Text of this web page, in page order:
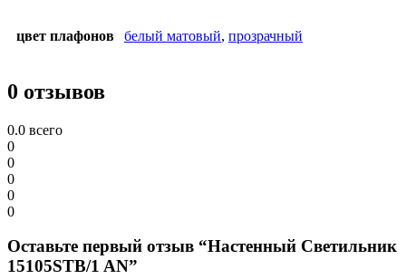
цвет плафонов белый матовый, прозрачный
0 отзывов
0.0 всего
0
0
0
0
0
Оставьте первый отзыв “Настенный Светильник
15105STB/1 AN”